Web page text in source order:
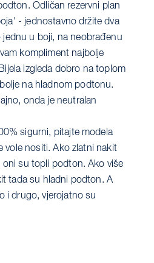
Odličan rezervni plan
- jednostavno držite dva
jednu u boji, na neobrađenu
kompliment najbolje
izgleda dobro na toplom
na hladnom podtonu.
onda je neutralan
sigurni, pitajte modela
vole nositi. Ako zlatni nakit
oni su topli podton. Ako više
tada su hladni podton. A
i drugo, vjerojatno su